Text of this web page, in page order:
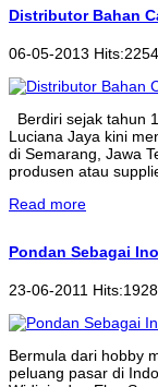
Distributor Bahan
06-05-2013
Berdiri sejak tahun
Luciana Jaya kini
di Semarang, Jawa
produsen atau
Read more
Pondan Sebagai
23-06-2011
Bermula dari hobby
peluang pasar di